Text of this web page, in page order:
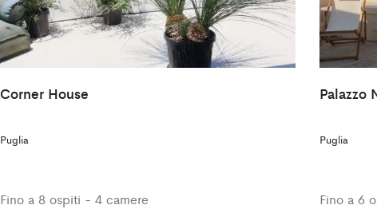
Corner House
Puglia
Fino a 8 ospiti - 4 camere
Palazzo
Puglia
Fino a 6